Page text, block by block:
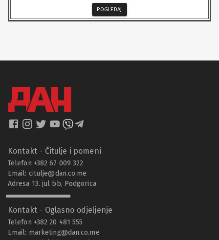
POGLEDAJ
Kontakt - Čitulje i pomeni
Telefon +382 67 009 322
Email: citulje@dan.co.me
Adresa 13. jul bb, Podgorica
Kontakt - Oglasno odjeljenje
Telefon +382 20 481 555
Email: marketing@dan.co.me